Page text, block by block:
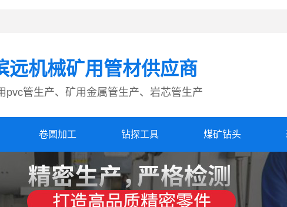
远机械矿用管材供应商
pvc管生产、矿用金属管生产、岩芯管生产
卷圆加工 钻探工具 煤矿钻头